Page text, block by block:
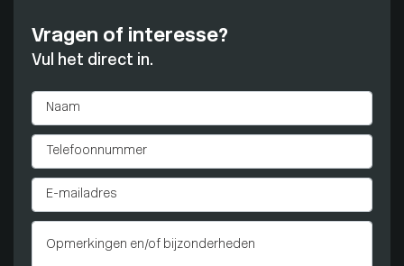
Vragen of interesse?
Vul het direct in.